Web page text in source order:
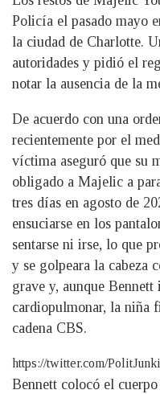
Policía el pasado mayo
la ciudad de Charlotte.
autoridades y pidió el
notar la ausencia de la
De acuerdo con una
recientemente por el
víctima aseguró que su
obligado a Majelic a
tres días en agosto de
ensuciarse en los
sentarse ni irse, lo que
y se golpeara la cabeza
grave y, aunque
cardiopulmonar, la niña
cadena CBS.
https://twitter.com/
Bennett colocó el